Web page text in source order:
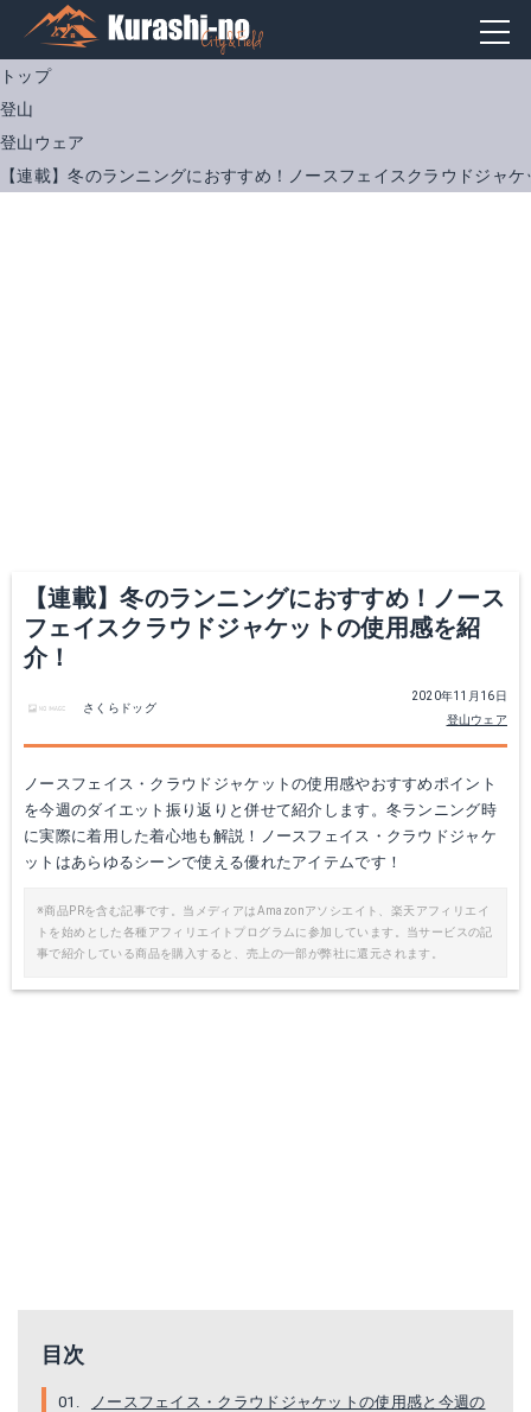
トップ
登山
登山ウェア
【連載】冬のランニングにおすすめ！ノースフェイスクラウドジャ
【連載】冬のランニングにおすすめ！ノース
フェイスクラウドジャケットの使用感を紹
介！
2020年11月16日
登山ウェア
さくらドッグ
ノースフェイス・クラウドジャケットの使用感やおすすめポイント
を今週のダイエット振り返りと併せて紹介します。冬ランニング時
に実際に着用した着心地も解説！ノースフェイス・クラウドジャケ
ットはあらゆるシーンで使える優れたアイテムです！
※商品PRを含む記事です。当メディアはAmazonアソシエイト、楽天アフィリエイ
トを始めとした各種アフィリエイトプログラムに参加しています。当サービスの記
事で紹介している商品を購入すると、売上の一部が弊社に還元されます。
目次
ノースフェイス・クラウドジャケットの使用感と今週の